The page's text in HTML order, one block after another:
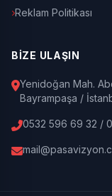
Reklam Politikası
BİZE ULAŞIN
Yenidoğan Mah.
Bayrampaşa /
0532 596 69 32 /